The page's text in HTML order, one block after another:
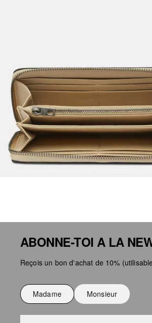
ABONNE-TOI A LA
Reçois un bon d'achat de 10%
Madame Monsieur